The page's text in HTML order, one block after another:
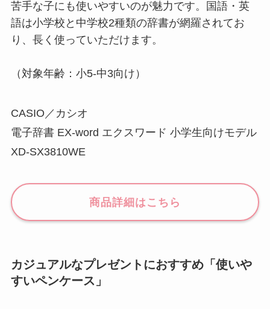
苦手な子にも使いやすいのが魅力です。国語・英
語は小学校と中学校2種類の辞書が網羅されてお
り、長く使っていただけます。
（対象年齢：小5-中3向け）
CASIO／カシオ
電子辞書 EX-word エクスワード 小学生向けモデル
XD-SX3810WE
商品詳細はこちら
カジュアルなプレゼントにおすすめ「使いや
すいペンケース」